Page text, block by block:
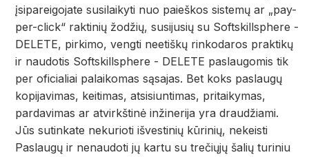
įsipareigojate susilaikyti nuo paieškos sistemų ar „pay-
per-click“ raktinių žodžių, susijusių su Softskillsphere -
DELETE, pirkimo, vengti neetiškų rinkodaros praktikų
ir naudotis Softskillsphere - DELETE paslaugomis tik
per oficialiai palaikomas sąsajas. Bet koks paslaugų
kopijavimas, keitimas, atsisiuntimas, pritaikymas,
pardavimas ar atvirkštinė inžinerija yra draudžiami.
Jūs sutinkate nekurioti išvestinių kūrinių, nekeisti
Paslaugų ir nenaudoti jų kartu su trečiųjų šalių turiniu